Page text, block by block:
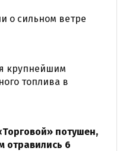
о сильном ветре
крупнейшим
топлива в
потушен,
отравились 6